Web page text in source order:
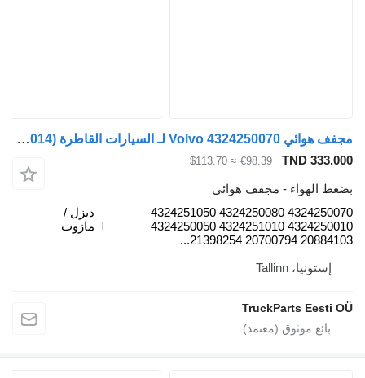
مجفف هوائي Volvo 4324250070 لـ السيارات القاطرة Volvo FH12, FH16, NH12, FH, VNL780 (1993-2014)
TND
€98.39
≈ $113.70
الهواء - مجفف هوائي
4324250070 4324250080 4324251050
4324250010 4324251010 4324250050
20884103
مازوت
إستونيا، Tallinn
TruckParts